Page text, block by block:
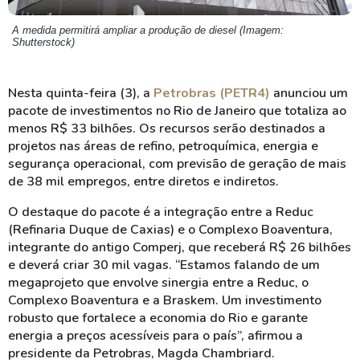
A medida permitirá ampliar a produção de diesel (Imagem:
Shutterstock)
Nesta quinta-feira (3), a Petrobras (PETR4) anunciou um
pacote de investimentos no Rio de Janeiro que totaliza ao
menos R$ 33 bilhões. Os recursos serão destinados a
projetos nas áreas de refino, petroquímica, energia e
segurança operacional, com previsão de geração de mais
de 38 mil empregos, entre diretos e indiretos.
O destaque do pacote é a integração entre a Reduc
(Refinaria Duque de Caxias) e o Complexo Boaventura,
integrante do antigo Comperj, que receberá R$ 26 bilhões
e deverá criar 30 mil vagas. “Estamos falando de um
megaprojeto que envolve sinergia entre a Reduc, o
Complexo Boaventura e a Braskem. Um investimento
robusto que fortalece a economia do Rio e garante
energia a preços acessíveis para o país”, afirmou a
presidente da Petrobras, Magda Chambriard.